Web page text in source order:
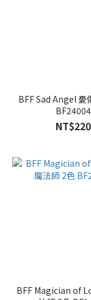
BFF Sad Angel 憂
BF24004
NT$220
BFF Magician of